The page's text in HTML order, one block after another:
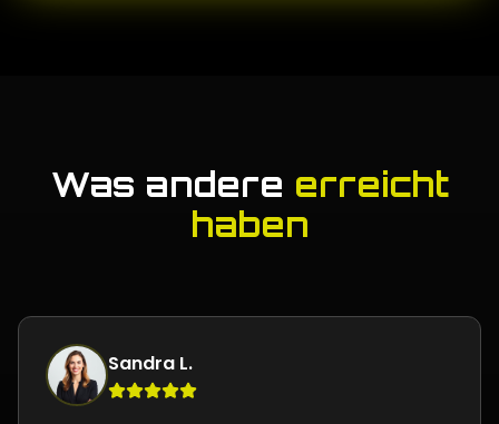
Was andere erreicht
haben
Sandra L.